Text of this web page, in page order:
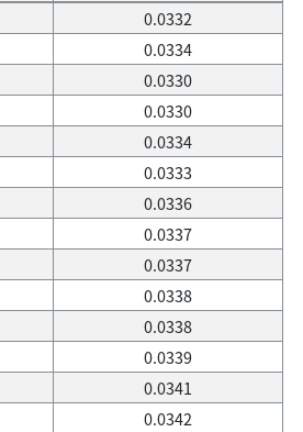
0.0332
0.0334
0.0330
0.0330
0.0334
0.0333
0.0336
0.0337
0.0337
0.0338
0.0338
0.0339
0.0341
0.0342